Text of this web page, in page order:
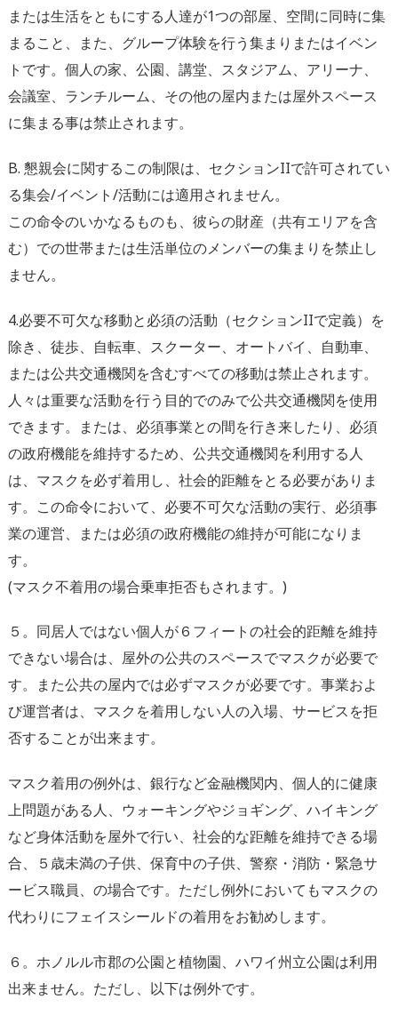
または生活をともにする人達が1つの部屋、空間に同時に集
まること、また、グループ体験を行う集まりまたはイベン
トです。個人の家、公園、講堂、スタジアム、アリーナ、
会議室、ランチルーム、その他の屋内または屋外スペース
に集まる事は禁止されます。
B. 懇親会に関するこの制限は、セクションIIで許可されてい
る集会/イベント/活動には適用されません。
この命令のいかなるものも、彼らの財産（共有エリアを含
む）での世帯または生活単位のメンバーの集まりを禁止し
ません。
4.必要不可欠な移動と必須の活動（セクションIIで定義）を
除き、徒歩、自転車、スクーター、オートバイ、自動車、
または公共交通機関を含むすべての移動は禁止されます。
人々は重要な活動を行う目的でのみで公共交通機関を使用
できます。または、必須事業との間を行き来したり、必須
の政府機能を維持するため、公共交通機関を利用する人
は、マスクを必ず着用し、社会的距離をとる必要がありま
す。この命令において、必要不可欠な活動の実行、必須事
業の運営、または必須の政府機能の維持が可能になりま
す。
(マスク不着用の場合乗車拒否もされます。)
５。同居人ではない個人が６フィートの社会的距離を維持
できない場合は、屋外の公共のスペースでマスクが必要で
す。また公共の屋内では必ずマスクが必要です。事業およ
び運営者は、マスクを着用しない人の入場、サービスを拒
否することが出来ます。
マスク着用の例外は、銀行など金融機関内、個人的に健康
上問題がある人、ウォーキングやジョギング、ハイキング
など身体活動を屋外で行い、社会的な距離を維持できる場
合、５歳未満の子供、保育中の子供、警察・消防・緊急サ
ービス職員、の場合です。ただし例外においてもマスクの
代わりにフェイスシールドの着用をお勧めします。
６。ホノルル市郡の公園と植物園、ハワイ州立公園は利用
出来ません。ただし、以下は例外です。